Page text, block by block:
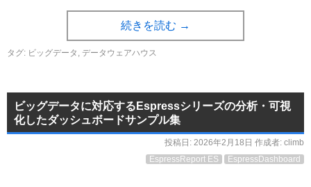
続きを読む →
タグ: ビッグデータ , データウェアハウス
ビッグデータに対応するEspressシリーズの分析・可視
化したダッシュボードサンプル集
投稿日: 2026年2月18日 作成者: climb
EspressReport ES
EspressDashboard